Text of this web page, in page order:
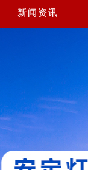
新闻资讯